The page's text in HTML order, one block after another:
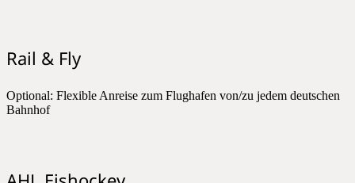
Rail & Fly
Optional: Flexible Anreise zum Flughafen von/zu jedem deutschen
Bahnhof